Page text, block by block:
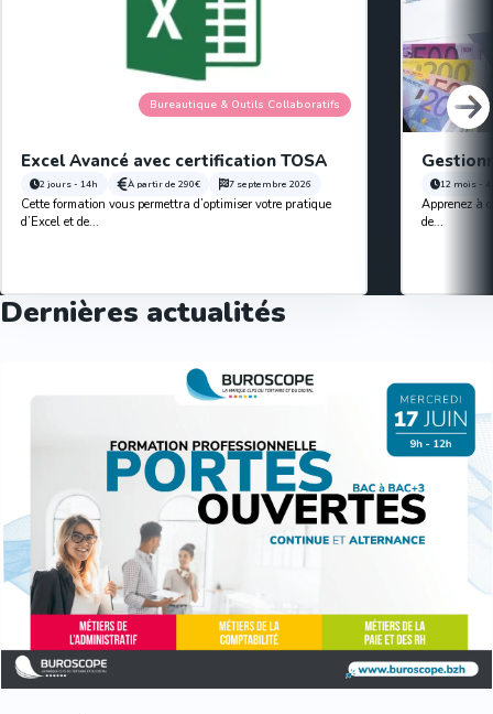
Bureautique & Outils Collaboratifs
Excel Avancé avec certification TOSA
2 jours - 14h À partir de 290€ 7 septembre 2026
Cette formation vous permettra d’optimiser votre pratique
d’Excel et de...
12 mois -
Apprenez à
de...
Dernières actualités